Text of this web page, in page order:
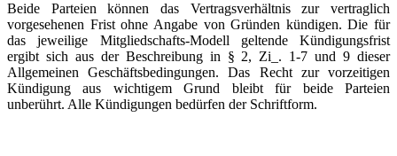
Beide Parteien können das Vertragsverhältnis zur vertraglich
vorgesehenen Frist ohne Angabe von Gründen kündigen. Die für
das jeweilige Mitgliedschafts-Modell geltende Kündigungsfrist
ergibt sich aus der Beschreibung in § 2, Zi_. 1-7 und 9 dieser
Allgemeinen Geschäftsbedingungen. Das Recht zur vorzeitigen
Kündigung aus wichtigem Grund bleibt für beide Parteien
unberührt. Alle Kündigungen bedürfen der Schriftform.